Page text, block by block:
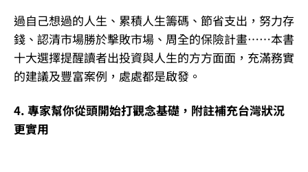
過自己想過的人生、累積人生籌碼、節省支出，努力存
錢、認清市場勝於擊敗市場、周全的保險計畫……本書
十大選擇提醒讀者出投資與人生的方方面面，充滿務實
的建議及豐富案例，處處都是啟發。
4. 專家幫你從頭開始打觀念基礎，附註補充台灣狀況
更實用